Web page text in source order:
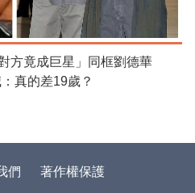
方竟成巨星」同框劉德華
真的差19歲？
們 著作權保護